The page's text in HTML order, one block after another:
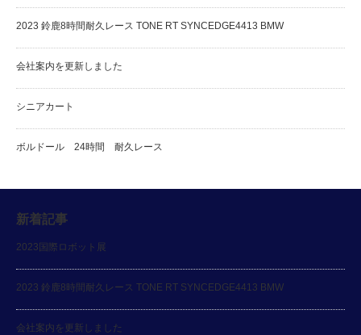
2023 鈴鹿8時間耐久レース TONE RT SYNCEDGE4413 BMW
会社案内を更新しました
シニアカート
ボルドール 24時間 耐久レース
新着記事
2023国際ロボット展
2023 鈴鹿8時間耐久レース TONE RT SYNCEDGE4413 BMW
会社案内を更新しました